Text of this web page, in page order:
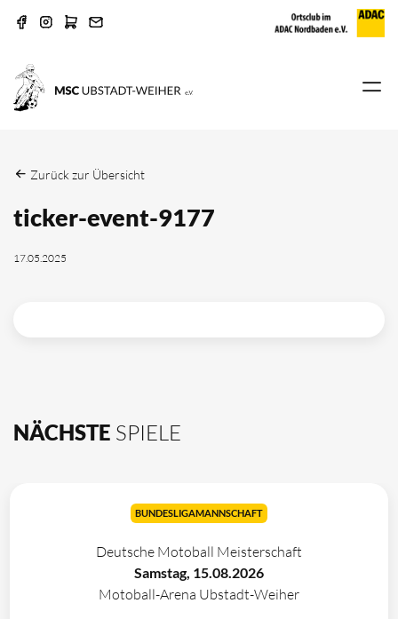
Zurück zur Übersicht
ticker-event-9177
17.05.2025
NÄCHSTE SPIELE
BUNDESLIGAMANNSCHAFT
Deutsche Motoball Meisterschaft
Samstag, 15.08.2026
Motoball-Arena Ubstadt-Weiher